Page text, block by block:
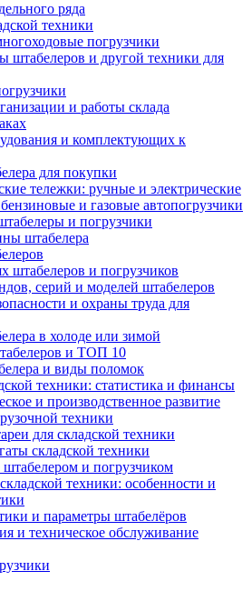
ряда
техники
погрузчики
штабелеров и другой техники для
и работы склада
и комплектующих к
для покупки
тележки: ручные и электрические
и газовые автопогрузчики
и погрузчики
штабелера
штабелеров и погрузчиков
серий и моделей штабелеров
и охраны труда для
в холоде или зимой
и ТОП 10
и виды поломок
техники: статистика и финансы
и производственное развитие
техники
для складской техники
складской техники
и погрузчиком
техники: особенности и
и параметры штабелёров
и техническое обслуживание